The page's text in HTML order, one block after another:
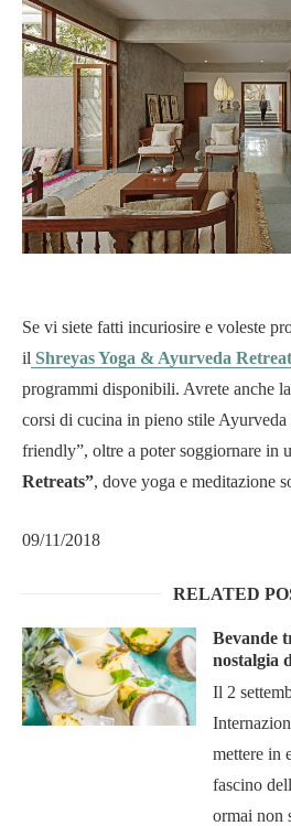
Se vi siete fatti incuriosire e voleste
il Shreyas Yoga & Ayurveda Retreat
programmi disponibili. Avrete anche
corsi di cucina in pieno stile Ayurveda
friendly”, oltre a poter soggiornare in
Retreats”, dove yoga e meditazione
09/11/2018
RELATED
Bevande
nostalgia
Il 2
mettere in
fascino
ormai non